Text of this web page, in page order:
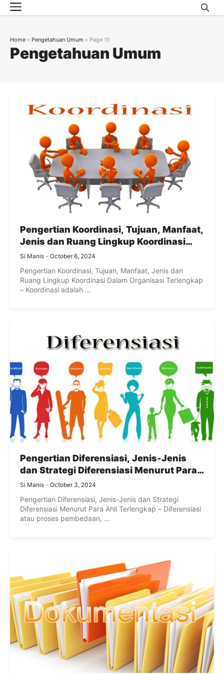
Skip
to
Menu
Pengetahuan Umum
Home » Pengetahuan Umum » Page 15
Pengertian Koordinasi, Tujuan, Manfaat,
Jenis dan Ruang Lingkup Koordinasi
Dalam Organisasi Terlengkap
Si Manis October 6, 2024
Pengertian Koordinasi, Tujuan, Manfaat, Jenis dan
Ruang Lingkup Koordinasi Dalam Organisasi Terlengkap
– Koordinasi adalah ...
Pengertian Diferensiasi, Jenis-Jenis
dan Strategi Diferensiasi Menurut Para
Ahli Terlengkap
Si Manis October 3, 2024
Pengertian Diferensiasi, Jenis-Jenis dan Strategi
Diferensiasi Menurut Para Ahli Terlengkap – Diferensiasi
atau proses pembedaan, ...